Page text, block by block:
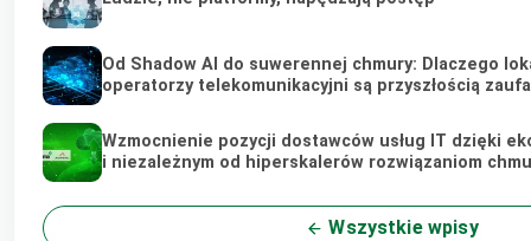
Od Shadow AI do suwerennej chmury: Dlaczego
operatorzy telekomunikacyjni są przyszłością
Wzmocnienie pozycji dostawców usług IT dzięki
i niezależnym od hiperskalerów rozwiązaniom
Wszystkie wpisy